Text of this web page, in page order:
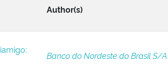
Author(s)
Banco do Nordeste do Brasil S/A